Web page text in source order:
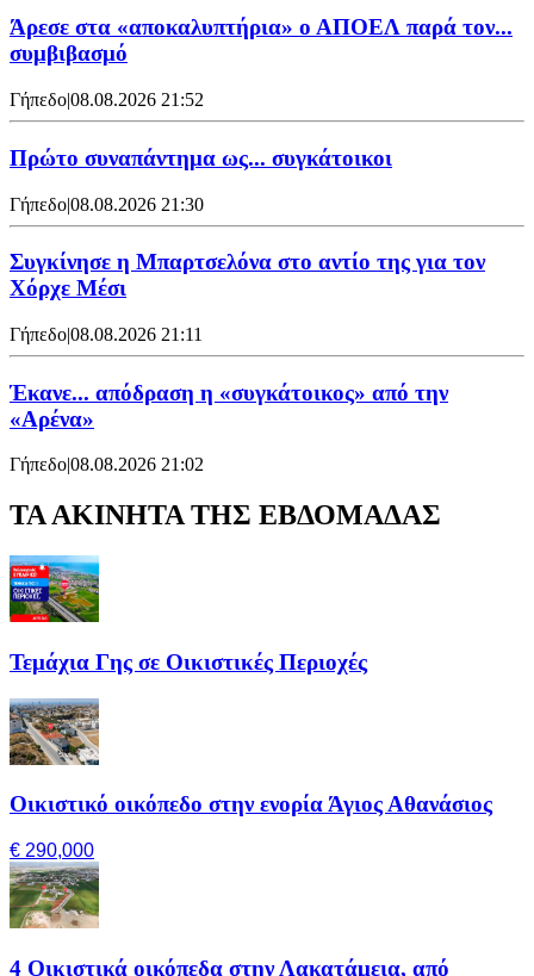
Άρεσε στα «αποκαλυπτήρια» ο ΑΠΟΕΛ παρά τον...
συμβιβασμό
Γήπεδο|08.08.2026 21:52
Πρώτο συναπάντημα ως... συγκάτοικοι
Γήπεδο|08.08.2026 21:30
Συγκίνησε η Μπαρτσελόνα στο αντίο της για τον
Χόρχε Μέσι
Γήπεδο|08.08.2026 21:11
Έκανε... απόδραση η «συγκάτοικος» από την
«Αρένα»
Γήπεδο|08.08.2026 21:02
ΤΑ ΑΚΙΝΗΤΑ ΤΗΣ ΕΒΔΟΜΑΔΑΣ
Τεμάχια Γης σε Οικιστικές Περιοχές
Οικιστικό οικόπεδο στην ενορία Άγιος Αθανάσιος
€ 290,000
4 Οικιστικά οικόπεδα στην Λακατάμεια, από